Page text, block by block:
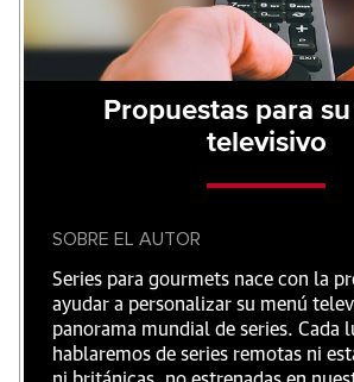
Propuestas para
televisivo
SOBRE EL AUTOR
Series para gourmets nace con la
ayudar a personalizar su menú
panorama mundial de series. Cada
hablaremos de series remotas ni